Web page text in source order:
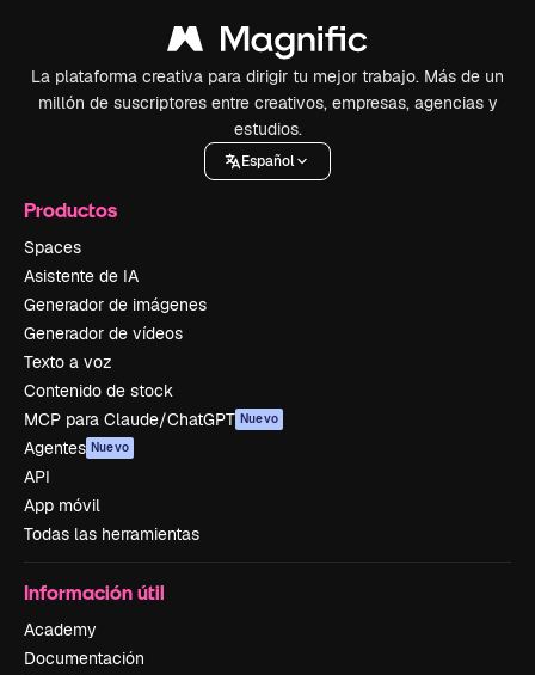
La plataforma creativa para dirigir tu mejor trabajo. Más de un
millón de suscriptores entre creativos, empresas, agencias y
estudios.
Español
Productos
Spaces
Asistente de IA
Generador de imágenes
Generador de vídeos
Texto a voz
Contenido de stock
MCP para Claude/ChatGPT Nuevo
Agentes Nuevo
API
App móvil
Todas las herramientas
Información útil
Academy
Documentación